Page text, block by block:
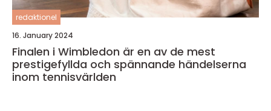
redaktionel
16. January 2024
Finalen i Wimbledon är en av de mest
prestigefyllda och spännande händelserna
inom tennisvärlden